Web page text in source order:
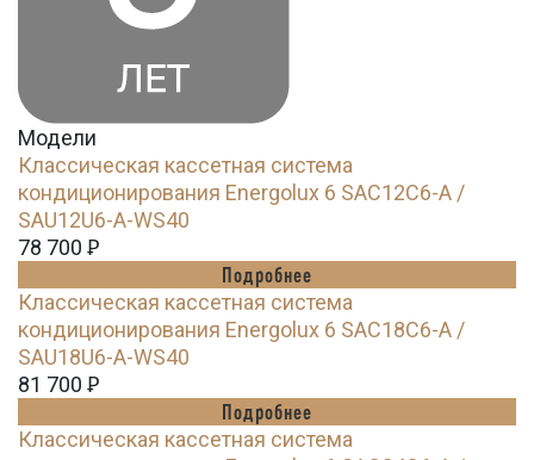
Модели
Классическая кассетная система
кондиционирования Energolux 6 SAC12C6-A /
SAU12U6-A-WS40
78 700 Ꝑ
Подробнее
Классическая кассетная система
кондиционирования Energolux 6 SAC18C6-A /
SAU18U6-A-WS40
81 700 Ꝑ
Подробнее
Классическая кассетная система